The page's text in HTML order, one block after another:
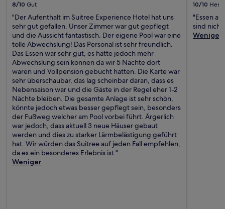
8/10 Gut
"Der Aufenthalt im Suitree Experience Hotel hat uns
sehr gut gefallen. Unser Zimmer war gut gepflegt
und die Aussicht fantastisch. Der eigene Pool war eine
tolle Abwechslung! Das Personal ist sehr freundlich.
Das Essen war sehr gut, es hätte jedoch mehr
Abwechslung sein können da wir 5 Nächte dort
waren und Vollpension gebucht hatten. Die Karte war
sehr überschaubar, das lag scheinbar daran, dass es
Nebensaison war und die Gäste in der Regel eher 1-2
Nächte bleiben. Die gesamte Anlage ist sehr schön,
könnte jedoch etwas besser gepflegt sein, besonders
der Fußweg welcher am Pool vorbei führt. Ärgerlich
war jedoch, dass aktuell 3 neue Häuser gebaut
werden und dies zu starker Lärmbelästigung geführt
hat. Wir würden das Suitree auf jeden Fall empfehlen,
da es ein besonderes Erlebnis ist."
Weniger
10/10
"Essen
sind
Weniger